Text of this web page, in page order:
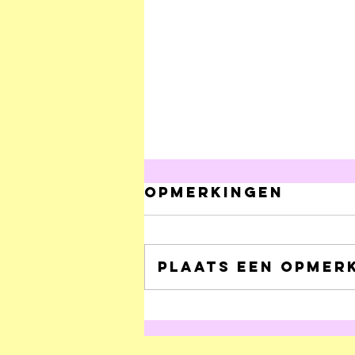
Onhoudbare
clichés over
Opmerkingen
Plaats een